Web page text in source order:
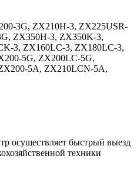
3G, ZX210H-3, ZX225USR-
ZX350H-3, ZX350K-3,
3, ZX160LC-3, ZX180LC-3,
5G, ZX200LC-5G,
5A, ZX210LCN-5A,
осуществляет быстрый выезд
техники